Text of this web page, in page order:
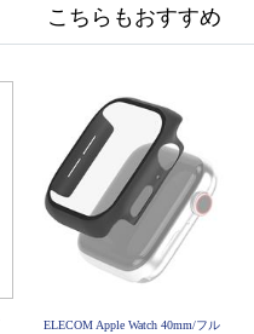
こちらもおすすめ
ELECOM Apple Watch 40mm/フル